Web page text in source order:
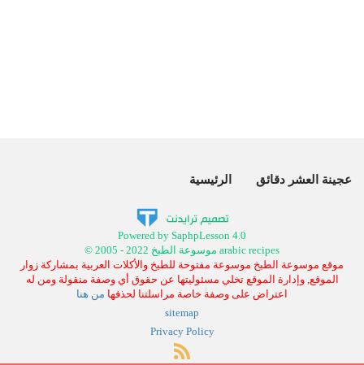
عجينة العشر دقائق الرئيسية
Powered by SaphpLesson 4.0
© 2005 - 2022 موسوعة الطبخ arabic recipes
موقع موسوعة الطبخ موسوعة مفتوحة للطبخ والأكلات العربية بمشاركة زوار
الموقع, وإدارة الموقع تخلي مسئوليتها عن حقوق أي وصفة منقولة ومن له
اعتراض على وصفة خاصة مراسلتنا لحذفها من هنا
sitemap
Privacy Policy